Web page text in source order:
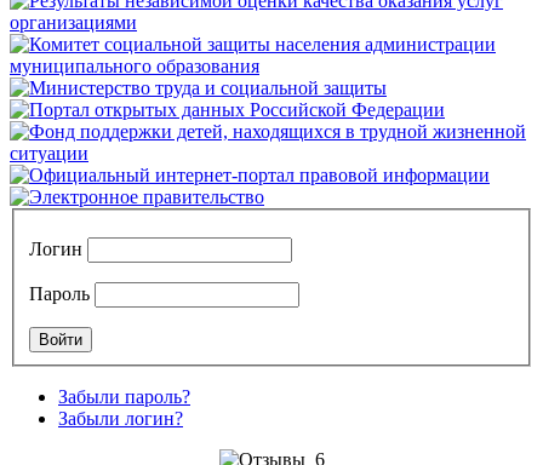
Логин
Пароль
Забыли пароль?
Забыли логин?